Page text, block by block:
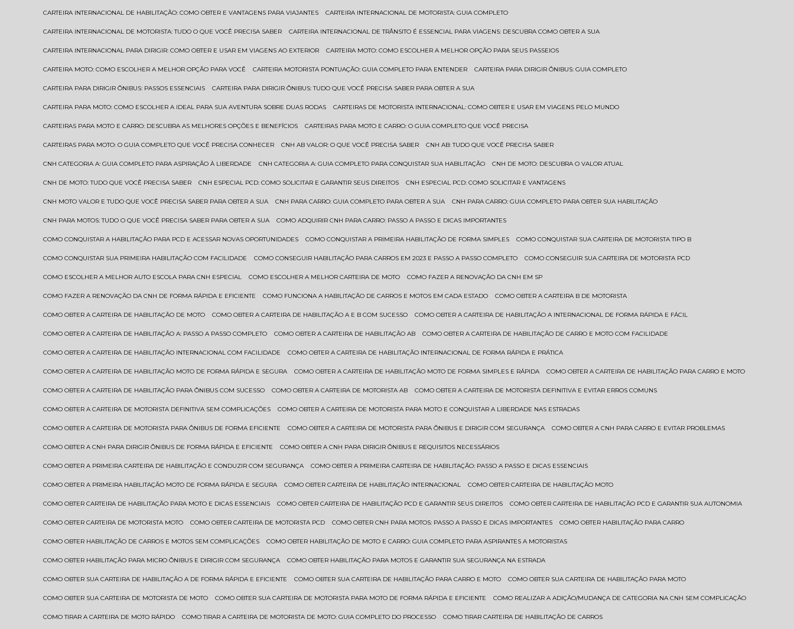
CARTEIRA INTERNACIONAL DE HABILITAÇÃO: COMO OBTER E VANTAGENS PARA VIAJANTES CARTEIRA INTERNACIONAL DE MOTORISTA: GUIA COMPLETO
CARTEIRA INTERNACIONAL DE MOTORISTA: TUDO O QUE VOCÊ PRECISA SABER CARTEIRA INTERNACIONAL DE TRÂNSITO É ESSENCIAL PARA VIAGENS: DESCUBRA COMO OBTER A SUA
CARTEIRA INTERNACIONAL PARA DIRIGIR: COMO OBTER E USAR EM VIAGENS AO EXTERIOR CARTEIRA MOTO: COMO ESCOLHER A MELHOR OPÇÃO PARA SEUS PASSEIOS
CARTEIRA MOTO: COMO ESCOLHER A MELHOR OPÇÃO PARA VOCÊ CARTEIRA MOTORISTA PONTUAÇÃO: GUIA COMPLETO PARA ENTENDER CARTEIRA PARA DIRIGIR ÔNIBUS: GUIA COMPLETO
CARTEIRA PARA DIRIGIR ÔNIBUS: PASSOS ESSENCIAIS CARTEIRA PARA DIRIGIR ÔNIBUS: TUDO QUE VOCÊ PRECISA SABER PARA OBTER A SUA
CARTEIRA PARA MOTO: COMO ESCOLHER A IDEAL PARA SUA AVENTURA SOBRE DUAS RODAS CARTEIRAS DE MOTORISTA INTERNACIONAL: COMO OBTER E USAR EM VIAGENS PELO MUNDO
CARTEIRAS PARA MOTO E CARRO: DESCUBRA AS MELHORES OPÇÕES E BENEFÍCIOS CARTEIRAS PARA MOTO E CARRO: O GUIA COMPLETO QUE VOCÊ PRECISA
CARTEIRAS PARA MOTO: O GUIA COMPLETO QUE VOCÊ PRECISA CONHECER CNH AB VALOR: O QUE VOCÊ PRECISA SABER CNH AB: TUDO QUE VOCÊ PRECISA SABER
CNH CATEGORIA A: GUIA COMPLETO PARA ASPIRAÇÃO À LIBERDADE CNH CATEGORIA A: GUIA COMPLETO PARA CONQUISTAR SUA HABILITAÇÃO CNH DE MOTO: DESCUBRA O VALOR ATUAL
CNH DE MOTO: TUDO QUE VOCÊ PRECISA SABER CNH ESPECIAL PCD: COMO SOLICITAR E GARANTIR SEUS DIREITOS CNH ESPECIAL PCD: COMO SOLICITAR E VANTAGENS
CNH MOTO VALOR E TUDO QUE VOCÊ PRECISA SABER PARA OBTER A SUA CNH PARA CARRO: GUIA COMPLETO PARA OBTER A SUA CNH PARA CARRO: GUIA COMPLETO PARA OBTER SUA HABILITAÇÃO
CNH PARA MOTOS: TUDO O QUE VOCÊ PRECISA SABER PARA OBTER A SUA COMO ADQUIRIR CNH PARA CARRO: PASSO A PASSO E DICAS IMPORTANTES
COMO CONQUISTAR A HABILITAÇÃO PARA PCD E ACESSAR NOVAS OPORTUNIDADES COMO CONQUISTAR A PRIMEIRA HABILITAÇÃO DE FORMA SIMPLES COMO CONQUISTAR SUA CARTEIRA DE MOTORISTA TIPO B
COMO CONQUISTAR SUA PRIMEIRA HABILITAÇÃO COM FACILIDADE COMO CONSEGUIR HABILITAÇÃO PARA CARROS EM 2023 E PASSO A PASSO COMPLETO COMO CONSEGUIR SUA CARTEIRA DE MOTORISTA PCD
COMO ESCOLHER A MELHOR AUTO ESCOLA PARA CNH ESPECIAL COMO ESCOLHER A MELHOR CARTEIRA DE MOTO COMO FAZER A RENOVAÇÃO DA CNH EM SP
COMO FAZER A RENOVAÇÃO DA CNH DE FORMA RÁPIDA E EFICIENTE COMO FUNCIONA A HABILITAÇÃO DE CARROS E MOTOS EM CADA ESTADO COMO OBTER A CARTEIRA B DE MOTORISTA
COMO OBTER A CARTEIRA DE HABILITAÇÃO DE MOTO COMO OBTER A CARTEIRA DE HABILITAÇÃO A E B COM SUCESSO COMO OBTER A CARTEIRA DE HABILITAÇÃO A INTERNACIONAL DE FORMA RÁPIDA E FÁCIL
COMO OBTER A CARTEIRA DE HABILITAÇÃO A: PASSO A PASSO COMPLETO COMO OBTER A CARTEIRA DE HABILITAÇÃO AB COMO OBTER A CARTEIRA DE HABILITAÇÃO DE CARRO E MOTO COM FACILIDADE
COMO OBTER A CARTEIRA DE HABILITAÇÃO INTERNACIONAL COM FACILIDADE COMO OBTER A CARTEIRA DE HABILITAÇÃO INTERNACIONAL DE FORMA RÁPIDA E PRÁTICA
COMO OBTER A CARTEIRA DE HABILITAÇÃO MOTO DE FORMA RÁPIDA E SEGURA COMO OBTER A CARTEIRA DE HABILITAÇÃO MOTO DE FORMA SIMPLES E RÁPIDA COMO OBTER A CARTEIRA DE HABILITAÇÃO PARA CARRO E MOTO
COMO OBTER A CARTEIRA DE HABILITAÇÃO PARA ÔNIBUS COM SUCESSO COMO OBTER A CARTEIRA DE MOTORISTA AB COMO OBTER A CARTEIRA DE MOTORISTA DEFINITIVA E EVITAR ERROS COMUNS
COMO OBTER A CARTEIRA DE MOTORISTA DEFINITIVA SEM COMPLICAÇÕES COMO OBTER A CARTEIRA DE MOTORISTA PARA MOTO E CONQUISTAR A LIBERDADE NAS ESTRADAS
COMO OBTER A CARTEIRA DE MOTORISTA PARA ÔNIBUS DE FORMA EFICIENTE COMO OBTER A CARTEIRA DE MOTORISTA PARA ÔNIBUS E DIRIGIR COM SEGURANÇA COMO OBTER A CNH PARA CARRO E EVITAR PROBLEMAS
COMO OBTER A CNH PARA DIRIGIR ÔNIBUS DE FORMA RÁPIDA E EFICIENTE COMO OBTER A CNH PARA DIRIGIR ÔNIBUS E REQUISITOS NECESSÁRIOS
COMO OBTER A PRIMEIRA CARTEIRA DE HABILITAÇÃO E CONDUZIR COM SEGURANÇA COMO OBTER A PRIMEIRA CARTEIRA DE HABILITAÇÃO: PASSO A PASSO E DICAS ESSENCIAIS
COMO OBTER A PRIMEIRA HABILITAÇÃO MOTO DE FORMA RÁPIDA E SEGURA COMO OBTER CARTEIRA DE HABILITAÇÃO INTERNACIONAL COMO OBTER CARTEIRA DE HABILITAÇÃO MOTO
COMO OBTER CARTEIRA DE HABILITAÇÃO PARA MOTO E DICAS ESSENCIAIS COMO OBTER CARTEIRA DE HABILITAÇÃO PCD E GARANTIR SEUS DIREITOS COMO OBTER CARTEIRA DE HABILITAÇÃO PCD E GARANTIR SUA AUTONOMIA
COMO OBTER CARTEIRA DE MOTORISTA MOTO COMO OBTER CARTEIRA DE MOTORISTA PCD COMO OBTER CNH PARA MOTOS: PASSO A PASSO E DICAS IMPORTANTES COMO OBTER HABILITAÇÃO PARA CARRO
COMO OBTER HABILITAÇÃO DE CARROS E MOTOS SEM COMPLICAÇÕES COMO OBTER HABILITAÇÃO DE MOTO E CARRO: GUIA COMPLETO PARA ASPIRANTES A MOTORISTAS
COMO OBTER HABILITAÇÃO PARA MICRO ÔNIBUS E DIRIGIR COM SEGURANÇA COMO OBTER HABILITAÇÃO PARA MOTOS E GARANTIR SUA SEGURANÇA NA ESTRADA
COMO OBTER SUA CARTEIRA DE HABILITAÇÃO A DE FORMA RÁPIDA E EFICIENTE COMO OBTER SUA CARTEIRA DE HABILITAÇÃO PARA CARRO E MOTO COMO OBTER SUA CARTEIRA DE HABILITAÇÃO PARA MOTO
COMO OBTER SUA CARTEIRA DE MOTORISTA DE MOTO COMO OBTER SUA CARTEIRA DE MOTORISTA PARA MOTO DE FORMA RÁPIDA E EFICIENTE COMO REALIZAR A ADIÇÃO/MUDANÇA DE CATEGORIA NA CNH SEM COMPLICAÇÃO
COMO TIRAR A CARTEIRA DE MOTO RÁPIDO COMO TIRAR A CARTEIRA DE MOTORISTA DE MOTO: GUIA COMPLETO DO PROCESSO COMO TIRAR CARTEIRA DE HABILITAÇÃO DE CARROS